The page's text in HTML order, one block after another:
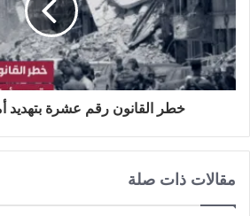
خطر القانون رقم عشرة بتهديد
مقالات ذات صلة